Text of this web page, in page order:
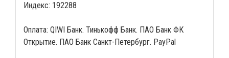
Индекс: 192288
Оплата: QIWI Банк. Тинькофф Банк. ПАО Банк ФК
Открытие. ПАО Банк Санкт-Петербург. PayPal